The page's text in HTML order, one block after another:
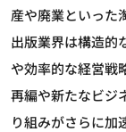
産や廃業といった
出版業界は構造的
や効率的な経営戦
再編や新たなビジ
り組みがさらに加